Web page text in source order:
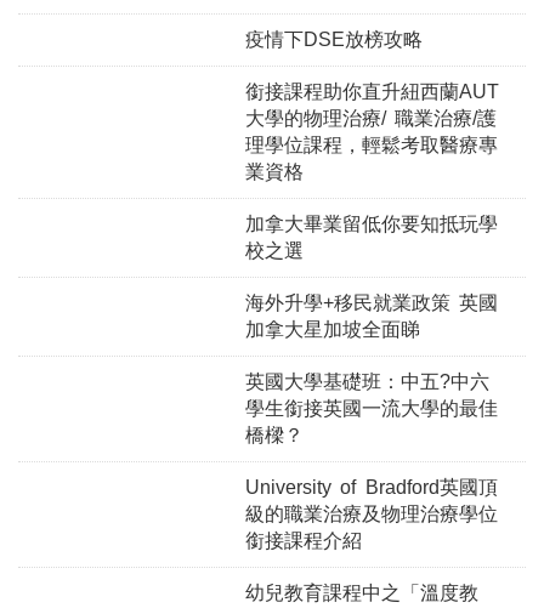
疫情下DSE放榜攻略
銜接課程助你直升紐西蘭AUT
大學的物理治療/ 職業治療/護
理學位課程，輕鬆考取醫療專
業資格
加拿大畢業留低你要知抵玩學
校之選
海外升學+移民就業政策 英國
加拿大星加坡全面睇
英國大學基礎班：中五?中六
學生銜接英國一流大學的最佳
橋樑？
University of Bradford英國頂
級的職業治療及物理治療學位
銜接課程介紹
幼兒教育課程中之「溫度教